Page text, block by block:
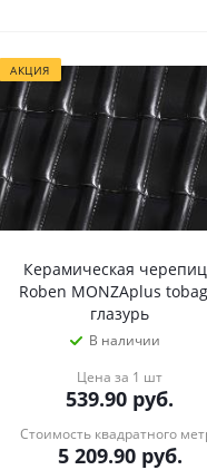
АКЦИЯ
Керамическая
Roben MONZAplus
глазурь
В наличии
Цена за 1 шт
539.90 руб.
Стоимость квадратного
5 209.90руб.